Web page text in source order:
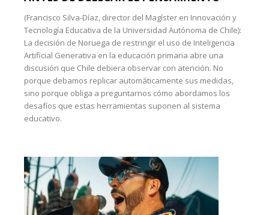
(Francisco Silva-Díaz, director del Magíster en Innovación y
Tecnología Educativa de la Universidad Autónoma de Chile):
La decisión de Noruega de restringir el uso de Inteligencia
Artificial Generativa en la educación primaria abre una
discusión que Chile debiera observar con atención. No
porque debamos replicar automáticamente sus medidas,
sino porque obliga a preguntarnos cómo abordamos los
desafíos que estas herramientas suponen al sistema
educativo.